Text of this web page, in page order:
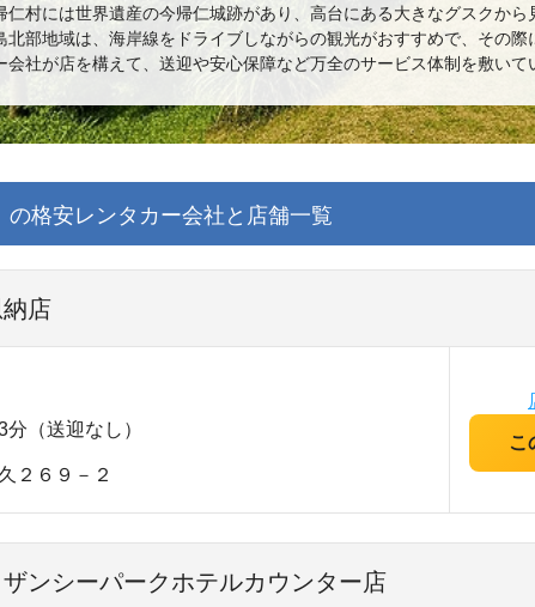
村には世界遺産の今帰仁城跡があり、高台にある大きなグスクか
部地域は、海岸線をドライブしながらの観光がおすすめで、その際
社が店を構えて、送迎や安心保障など万全のサービス体制を敷いて
格安レンタカー会社と店舗一覧
店
（送迎なし）
２６９－２
こ
ンシーパークホテルカウンター店